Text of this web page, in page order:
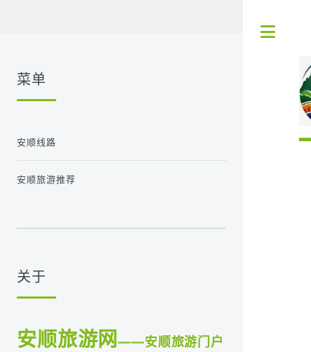
菜单
安顺线路
安顺旅游推荐
关于
安顺旅游网——安顺旅游门户